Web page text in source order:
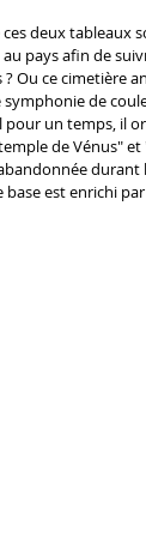
deux tableaux
pays afin de
Ou ce cimetière
de
un temps, il
de Vénus"
durant
est enrichi